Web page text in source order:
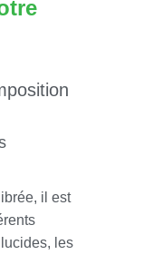
il est
les